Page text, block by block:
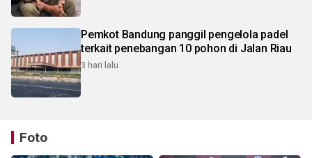
Pemkot Bandung panggil pengelola padel
terkait penebangan 10 pohon di Jalan Riau
3 hari lalu
Foto